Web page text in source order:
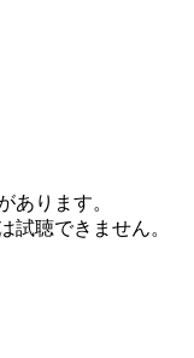
あります。
試聴できません。